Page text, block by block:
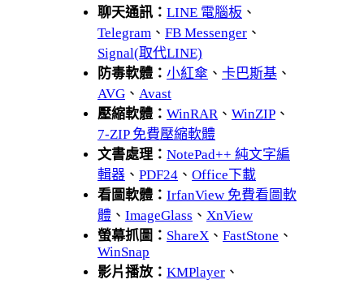
聊天通訊： LINE 電腦板 、
Telegram 、 FB Messenger 、
Signal(取代LINE)
防毒軟體： 小紅傘 、 卡巴斯基 、
AVG 、 Avast
壓縮軟體： WinRAR、 WinZIP 、
7-ZIP 免費壓縮軟體
文書處理： NotePad++ 純文字編
輯器 、 PDF24 、 Office下載
看圖軟體： IrfanView 免費看圖軟
體 、 ImageGlass 、 XnView
螢幕抓圖： ShareX 、 FastStone 、
WinSnap
影片播放： KMPlayer 、